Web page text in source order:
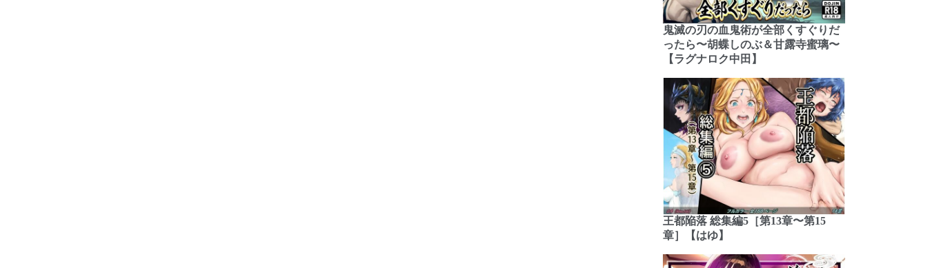
鬼滅の刃の血鬼術が全部くすぐりだ
ったら〜胡蝶しのぶ＆甘露寺蜜璃〜
【ラグナロク中田】
王都陥落 総集編5［第13章〜第15
章］【はゆ】